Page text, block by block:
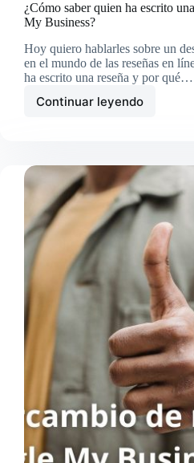
¿Cómo saber quien ha escrito
My Business?
Hoy quiero hablarles sobre un
en el mundo de las reseñas en
ha escrito una reseña y por qué…
Continuar leyendo
¿Cómo
escrito
una
reseña
en
Google
My
Business?